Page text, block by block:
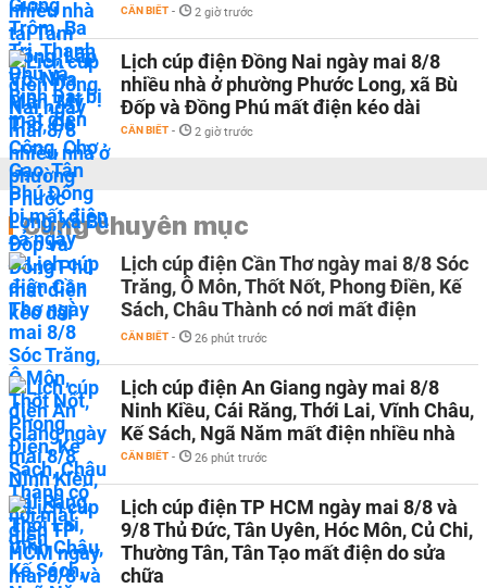
CẦN BIẾT - 2 giờ trước
Lịch cúp điện Đồng Nai ngày mai 8/8
nhiều nhà ở phường Phước Long, xã Bù
Đốp và Đồng Phú mất điện kéo dài
CẦN BIẾT - 2 giờ trước
Cùng chuyên mục
Lịch cúp điện Cần Thơ ngày mai 8/8 Sóc
Trăng, Ô Môn, Thốt Nốt, Phong Điền, Kế
Sách, Châu Thành có nơi mất điện
CẦN BIẾT - 26 phút trước
Lịch cúp điện An Giang ngày mai 8/8
Ninh Kiều, Cái Răng, Thới Lai, Vĩnh Châu,
Kế Sách, Ngã Năm mất điện nhiều nhà
CẦN BIẾT - 26 phút trước
Lịch cúp điện TP HCM ngày mai 8/8 và
9/8 Thủ Đức, Tân Uyên, Hóc Môn, Củ Chi,
Thường Tân, Tân Tạo mất điện do sửa
chữa